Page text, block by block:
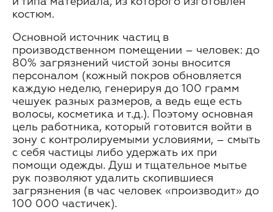
костюм.
Основной источник частиц в
производственном помещении – человек: до
80% загрязнений чистой зоны вносится
персоналом (кожный покров обновляется
каждую неделю, генерируя до 100 грамм
чешуек разных размеров, а ведь еще есть
волосы, косметика и т.д.). Поэтому основная
цель работника, который готовится войти в
зону с контролируемыми условиями, – смыть
с себя частицы либо удержать их при
помощи одежды. Душ и тщательное мытье
рук позволяют удалить скопившиеся
загрязнения (в час человек «производит» до
100 000 частичек).